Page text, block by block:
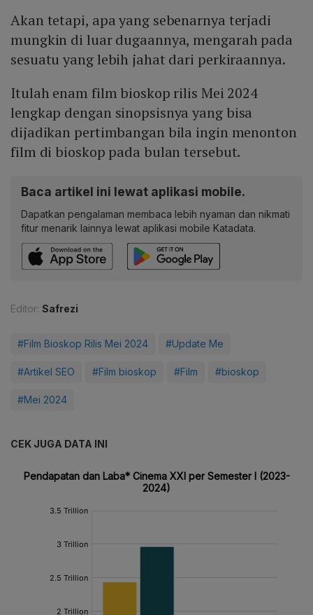
Akan tetapi, apa yang sebenarnya terjadi
mungkin di luar dugaannya, mengarah pada
sesuatu yang lebih jahat dari perkiraannya.
Itulah enam film bioskop rilis Mei 2024
lengkap dengan sinopsisnya yang bisa
dijadikan pertimbangan bila ingin menonton
film di bioskop pada bulan tersebut.
Baca artikel ini lewat aplikasi mobile.
Dapatkan pengalaman membaca lebih nyaman dan nikmati
fitur menarik lainnya lewat aplikasi mobile Katadata.
Editor: Safrezi
#Film Bioskop Rilis Mei 2024 #Update Me
#Artikel SEO #Film bioskop #Film #bioskop
#Mei 2024
CEK JUGA DATA INI